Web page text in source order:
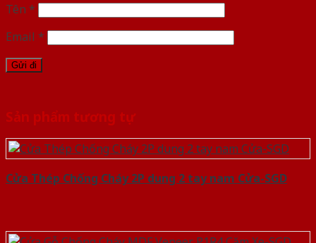
Tên *
Email *
Sản phẩm tương tự
Cửa Thép Chống Cháy 2P dung 2 tay nam Cửa-SGD